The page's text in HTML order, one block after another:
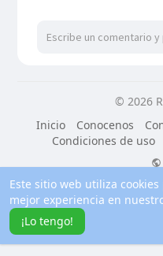
Este sitio web utiliza
mejor experiencia en
¡Lo tengo!
© 2026
Inicio
Conocenos
Condiciones de uso